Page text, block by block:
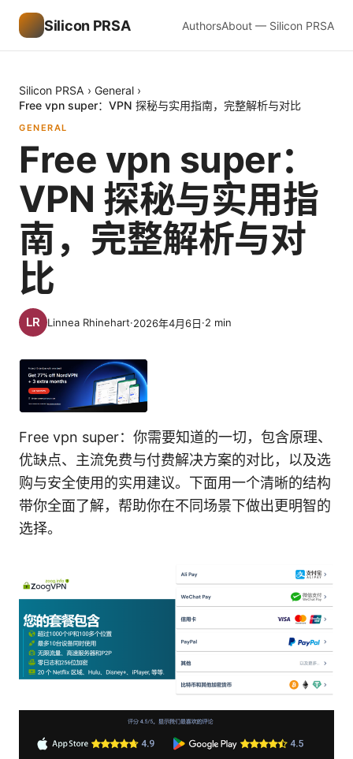
Silicon PRSA AuthorsAbout — Silicon PRSA
Silicon PRSA › General ›
Free vpn super：VPN 探秘与实用指南，完整解析与对比
GENERAL
Free vpn super：
VPN 探秘与实用指
南，完整解析与对
比
Linnea Rhinehart·2026年4月6日·2 min
Free vpn super：你需要知道的一切，包含原理、
优缺点、主流免费与付费解决方案的对比，以及选
购与安全使用的实用建议。下面用一个清晰的结构
带你全面了解，帮助你在不同场景下做出更明智的
选择。